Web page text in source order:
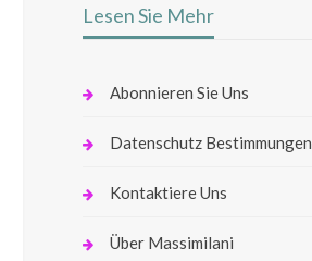
Lesen Sie Mehr
Abonnieren Sie Uns
Datenschutz Bestimmungen
Kontaktiere Uns
Über Massimilani